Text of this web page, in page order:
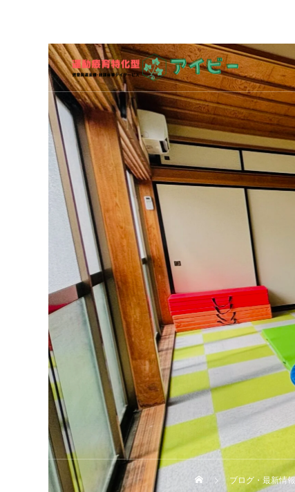
ブログ・最新情報